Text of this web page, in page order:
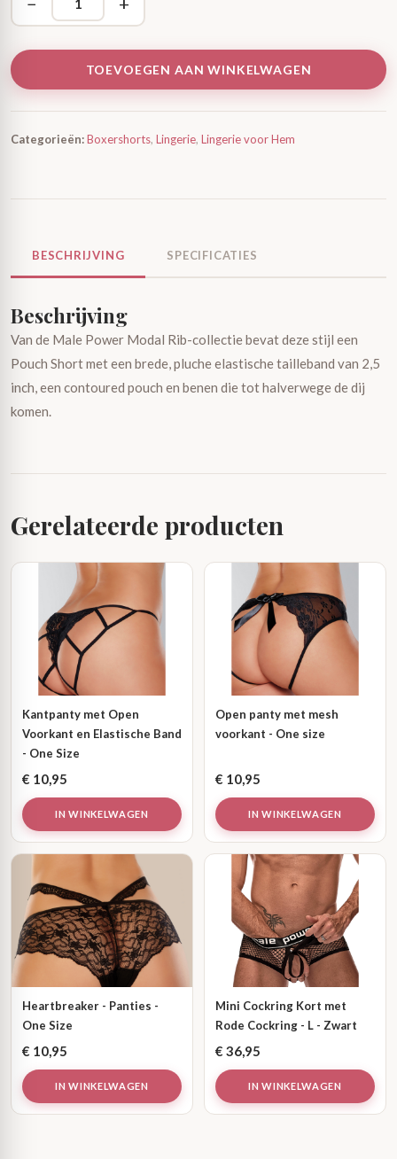
TOEVOEGEN AAN WINKELWAGEN
Categorieën:Boxershorts, Lingerie, Lingerie voor Hem
BESCHRIJVING SPECIFICATIES
Beschrijving
Van de Male Power Modal Rib-collectie bevat deze stijl een
Pouch Short met een brede, pluche elastische tailleband van 2,5
inch, een contoured pouch en benen die tot halverwege de dij
komen.
Gerelateerde producten
Kantpanty met Open
Voorkant en Elastische Band
- One Size
€ 10,95
IN WINKELWAGEN
Open panty met mesh
voorkant - One size
€ 10,95
IN WINKELWAGEN
Heartbreaker - Panties -
One Size
€ 10,95
IN WINKELWAGEN
Mini Cockring Kort met
Rode Cockring - L - Zwart
€ 36,95
IN WINKELWAGEN